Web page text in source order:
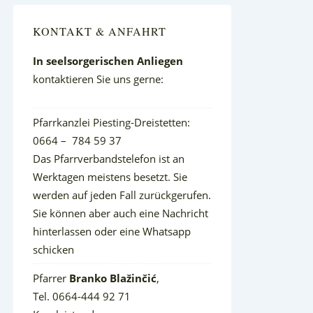
KONTAKT & ANFAHRT
In seelsorgerischen Anliegen
kontaktieren Sie uns gerne:
Pfarrkanzlei Piesting-Dreistetten:
0664 – 784 59 37
Das Pfarrverbandstelefon ist an
Werktagen meistens besetzt. Sie
werden auf jeden Fall zurückgerufen.
Sie können aber auch eine Nachricht
hinterlassen oder eine Whatsapp
schicken
Pfarrer Branko Blažinčić,
Tel. 0664-444 92 71